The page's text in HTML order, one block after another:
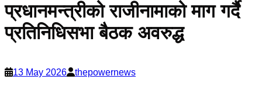
प्रधानमन्त्रीको राजीनामाको माग गर्दै
प्रतिनिधिसभा बैठक अवरुद्ध
13 May 2026
thepowernews